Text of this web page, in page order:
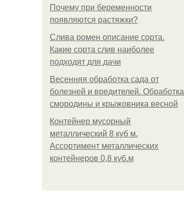
Почему при беременности
появляются растяжки?
Слива ромен описание сорта.
Какие сорта слив наиболее
подходят для дачи
Весенняя обработка сада от
болезней и вредителей. Обработка
смородины и крыжовника весной
Контейнер мусорный
металлический 8 куб м.
Ассортимент металлических
контейнеров 0,8 куб.м